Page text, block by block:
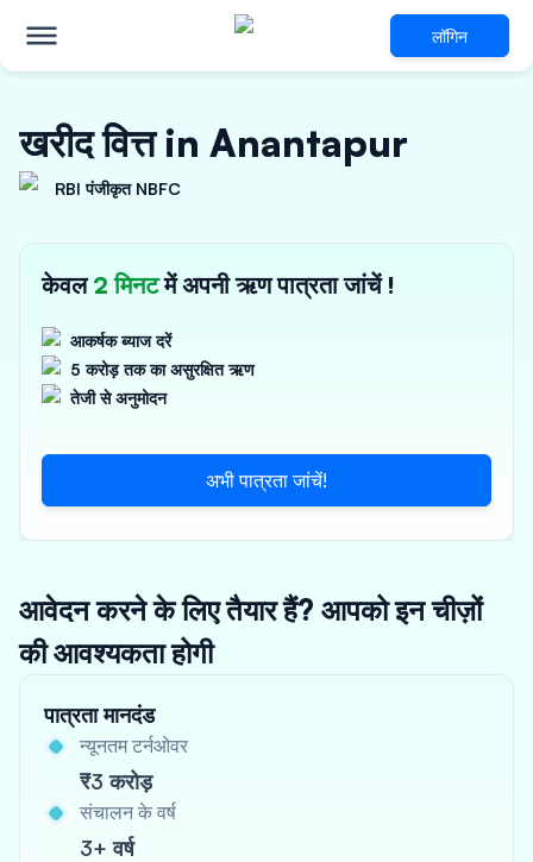
लॉगिन
खरीद वित्त in Anantapur
RBI पंजीकृत NBFC
केवल2 मिनटमें अपनी ऋण पात्रता जांचें !
आकर्षक ब्याज दरें
5 करोड़ तक का असुरक्षित ऋण
तेजी से अनुमोदन
अभी पात्रता जांचें!
आवेदन करने के लिए तैयार हैं? आपको इन चीज़ों
की आवश्यकता होगी
पात्रता मानदंड
न्यूनतम टर्नओवर
₹3 करोड़
संचालन के वर्ष
3+ वर्ष